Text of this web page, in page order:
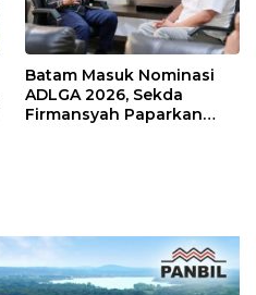
Batam Masuk Nominasi
ADLGA 2026, Sekda
Firmansyah Paparkan